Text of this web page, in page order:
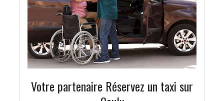
Votre partenaire Réservez un taxi sur